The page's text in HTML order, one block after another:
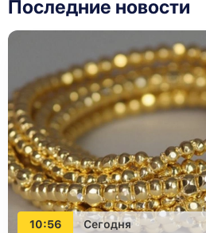
Последние новости
10:56 Сегодня